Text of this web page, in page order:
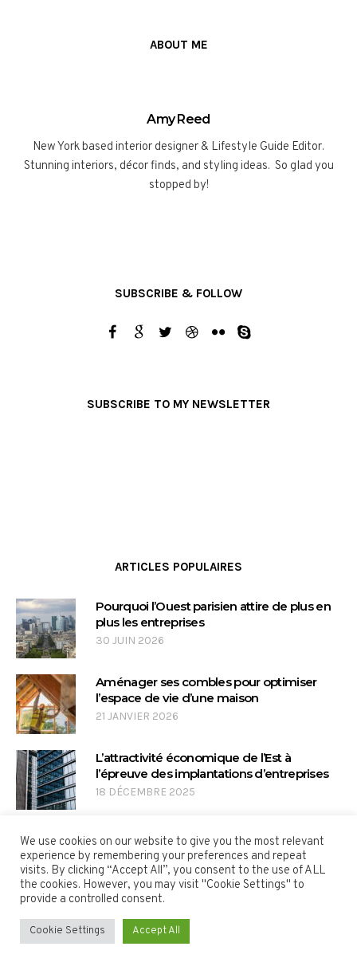
ABOUT ME
Amy Reed
New York based interior designer & Lifestyle Guide Editor.
Stunning interiors, décor finds, and styling ideas. So glad you
stopped by!
SUBSCRIBE & FOLLOW
SUBSCRIBE TO MY NEWSLETTER
ARTICLES POPULAIRES
Pourquoi l’Ouest parisien attire de plus en
plus les entreprises
30 JUIN 2026
Aménager ses combles pour optimiser
l’espace de vie d’une maison
21 JANVIER 2026
L’attractivité économique de l’Est à
l’épreuve des implantations d’entreprises
18 DÉCEMBRE 2025
Mentions légales
GDI Immobilier © 2022 / Tous droits réservés
We use cookies on our website to give you the most relevant
experience by remembering your preferences and repeat
visits. By clicking “Accept All”, you consent to the use of ALL
the cookies. However, you may visit "Cookie Settings" to
provide a controlled consent.
Cookie Settings Accept All